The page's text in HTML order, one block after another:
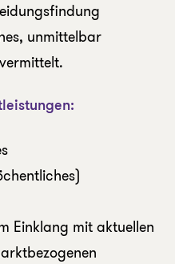
unmittelbar
Einklang mit aktuellen